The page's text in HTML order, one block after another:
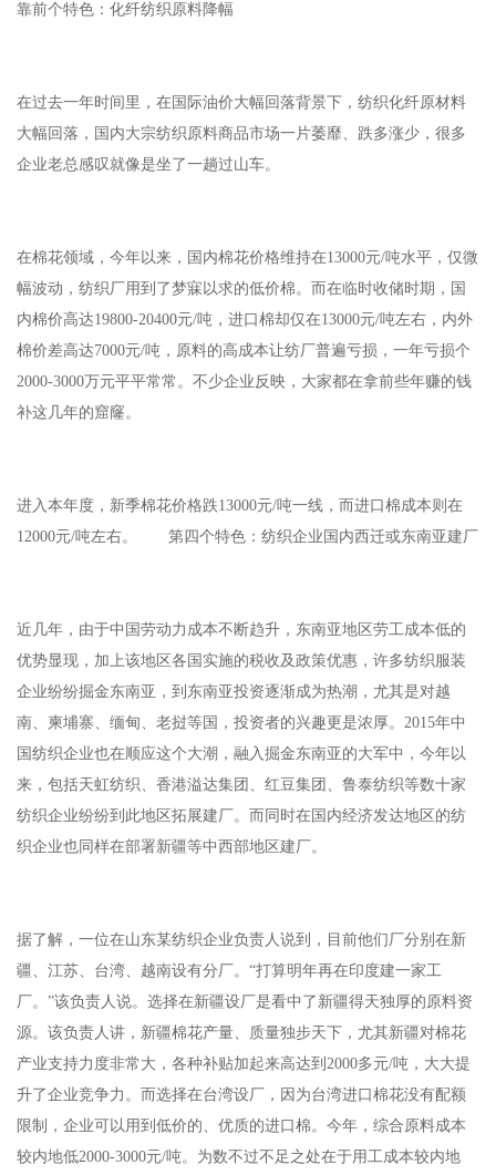
靠前个特色：化纤纺织原料降幅
在过去一年时间里，在国际油价大幅回落背景下，纺织化纤原材料
大幅回落，国内大宗纺织原料商品市场一片萎靡、跌多涨少，很多
企业老总感叹就像是坐了一趟过山车。
在棉花领域，今年以来，国内棉花价格维持在13000元/吨水平，仅微
幅波动，纺织厂用到了梦寐以求的低价棉。而在临时收储时期，国
内棉价高达19800-20400元/吨，进口棉却仅在13000元/吨左右，内外
棉价差高达7000元/吨，原料的高成本让纺厂普遍亏损，一年亏损个
2000-3000万元平平常常。不少企业反映，大家都在拿前些年赚的钱
补这几年的窟窿。
进入本年度，新季棉花价格跌13000元/吨一线，而进口棉成本则在
12000元/吨左右。 第四个特色：纺织企业国内西迁或东南亚建厂
近几年，由于中国劳动力成本不断趋升，东南亚地区劳工成本低的
优势显现，加上该地区各国实施的税收及政策优惠，许多纺织服装
企业纷纷掘金东南亚，到东南亚投资逐渐成为热潮，尤其是对越
南、柬埔寨、缅甸、老挝等国，投资者的兴趣更是浓厚。2015年中
国纺织企业也在顺应这个大潮，融入掘金东南亚的大军中，今年以
来，包括天虹纺织、香港溢达集团、红豆集团、鲁泰纺织等数十家
纺织企业纷纷到此地区拓展建厂。而同时在国内经济发达地区的纺
织企业也同样在部署新疆等中西部地区建厂。
据了解，一位在山东某纺织企业负责人说到，目前他们厂分别在新
疆、江苏、台湾、越南设有分厂。“打算明年再在印度建一家工
厂。”该负责人说。选择在新疆设厂是看中了新疆得天独厚的原料资
源。该负责人讲，新疆棉花产量、质量独步天下，尤其新疆对棉花
产业支持力度非常大，各种补贴加起来高达到2000多元/吨，大大提
升了企业竞争力。而选择在台湾设厂，因为台湾进口棉花没有配额
限制，企业可以用到低价的、优质的进口棉。今年，综合原料成本
较内地低2000-3000元/吨。为数不过不足之处在于用工成本较内地